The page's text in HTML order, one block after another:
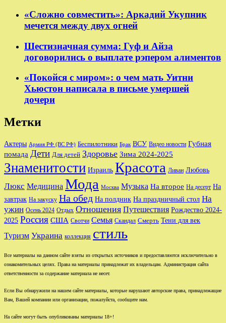
«Сложно совместить»: Аркадий Укупник
мечется между двух огней
Шестизначная сумма: Гуф и Айза
договорились о выплате рэпером алиментов
«Покойся с миром»: о чем мать Уитни
Хьюстон написала в письме умершей
дочери
Метки
Актеры Армия РФ (ВС РФ) Беспилотники Брак ВСУ Видео новости Губная
помада Дети Для детей Здоровье Зима 2024-2025
Знаменитости Израиль Красота Ливан Любовь
Люкс Медицина Мода Москва Музыка На второе На десерт На
завтрак На закуску На обед На полдник На праздничный стол На
ужин Осень 2024 Отдых Отношения Путешествия Рождество 2024-
2025 Россия США Свотчи Семья Скандал Смерть Тени для век
Туризм Украина коллекция стиль
Все материалы на данном сайте взяты из открытых источников и предоставляются исключительно в
ознакомительных целях. Права на материалы принадлежат их владельцам. Администрация сайта
ответственности за содержание материала не несет.
Если Вы обнаружили на нашем сайте материалы, которые нарушают авторские права, принадлежащие
Вам, Вашей компании или организации, пожалуйста, сообщите нам.
На сайте могут быть опубликованы материалы 18+!